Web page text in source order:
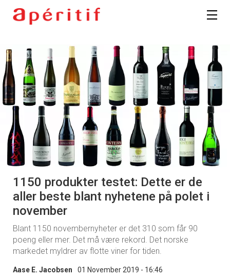
1150 produkter testet: Dette er de
aller beste blant nyhetene på polet i
november
Blant 1150 novembernyheter er det 310 som får 90
poeng eller mer. Det må være rekord. Det norske
markedet myldrer av flotte viner for tiden.
Aase E. Jacobsen 01 November 2019 - 16:46